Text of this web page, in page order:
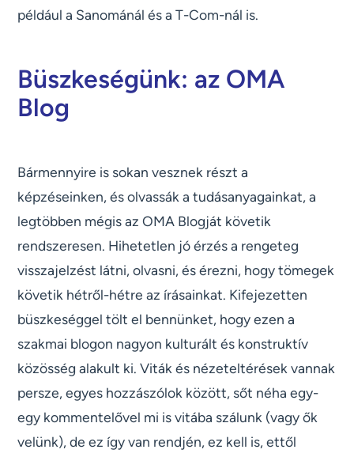
például a Sanománál és a T-Com-nál is.
Büszkeségünk: az OMA
Blog
Bármennyire is sokan vesznek részt a
képzéseinken, és olvassák a tudásanyagainkat, a
legtöbben mégis az OMA Blogját követik
rendszeresen. Hihetetlen jó érzés a rengeteg
visszajelzést látni, olvasni, és érezni, hogy tömegek
követik hétről-hétre az írásainkat. Kifejezetten
büszkeséggel tölt el bennünket, hogy ezen a
szakmai blogon nagyon kulturált és konstruktív
közösség alakult ki. Viták és nézeteltérések vannak
persze, egyes hozzászólok között, sőt néha egy-
egy kommentelővel mi is vitába szálunk (vagy ők
velünk), de ez így van rendjén, ez kell is, ettől